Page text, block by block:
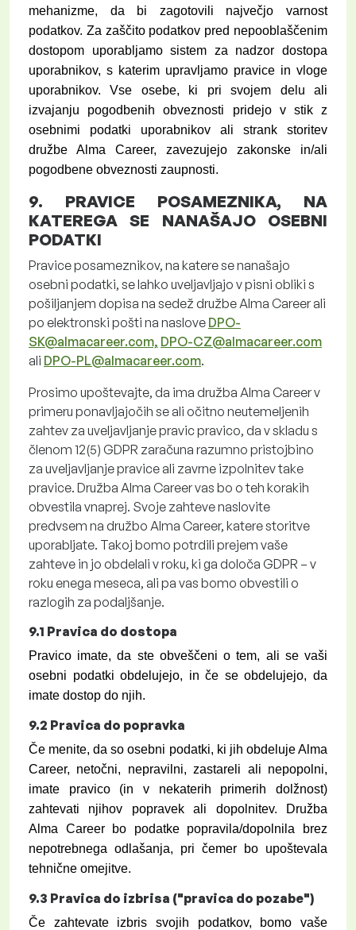
mehanizme, da bi zagotovili največjo varnost
podatkov. Za zaščito podatkov pred nepooblaščenim
dostopom uporabljamo sistem za nadzor dostopa
uporabnikov, s katerim upravljamo pravice in vloge
uporabnikov. Vse osebe, ki pri svojem delu ali
izvajanju pogodbenih obveznosti pridejo v stik z
osebnimi podatki uporabnikov ali strank storitev
družbe Alma Career, zavezujejo zakonske in/ali
pogodbene obveznosti zaupnosti.
9. PRAVICE POSAMEZNIKA, NA
KATEREGA SE NANAŠAJO OSEBNI
PODATKI
Pravice posameznikov, na katere se nanašajo
osebni podatki, se lahko uveljavljajo v pisni obliki s
pošiljanjem dopisa na sedež družbe Alma Career ali
po elektronski pošti na naslove DPO-
SK@almacareer.com, DPO-CZ@almacareer.com
ali DPO-PL@almacareer.com.
Prosimo upoštevajte, da ima družba Alma Career v
primeru ponavljajočih se ali očitno neutemeljenih
zahtev za uveljavljanje pravic pravico, da v skladu s
členom 12(5) GDPR zaračuna razumno pristojbino
za uveljavljanje pravice ali zavrne izpolnitev take
pravice. Družba Alma Career vas bo o teh korakih
obvestila vnaprej. Svoje zahteve naslovite
predvsem na družbo Alma Career, katere storitve
uporabljate. Takoj bomo potrdili prejem vaše
zahteve in jo obdelali v roku, ki ga določa GDPR – v
roku enega meseca, ali pa vas bomo obvestili o
razlogih za podaljšanje.
9.1 Pravica do dostopa
Pravico imate, da ste obveščeni o tem, ali se vaši
osebni podatki obdelujejo, in če se obdelujejo, da
imate dostop do njih.
9.2 Pravica do popravka
Če menite, da so osebni podatki, ki jih obdeluje Alma
Career, netočni, nepravilni, zastareli ali nepopolni,
imate pravico (in v nekaterih primerih dolžnost)
zahtevati njihov popravek ali dopolnitev. Družba
Alma Career bo podatke popravila/dopolnila brez
nepotrebnega odlašanja, pri čemer bo upoštevala
tehnične omejitve.
9.3 Pravica do izbrisa ("pravica do pozabe")
Če zahtevate izbris svojih podatkov, bomo vaše